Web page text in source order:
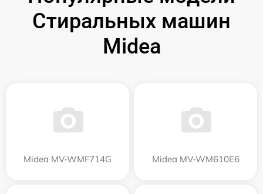
Стиральных машин
Midea
Midea MV-WMF714G Midea MV-WM610E6